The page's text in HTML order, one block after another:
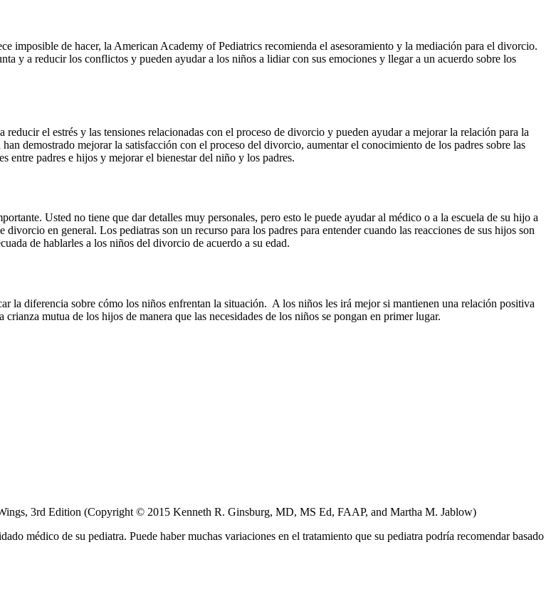
imposible de hacer, la American Academy of Pediatrics recomienda el asesoramiento y la mediación para el divorcio.
y a reducir los conflictos y pueden ayudar a los niños a lidiar con sus emociones y llegar a un acuerdo sobre los
el estrés y las tensiones relacionadas con el proceso de divorcio y pueden ayudar a mejorar la relación para la
demostrado mejorar la satisfacción con el proceso del divorcio, aumentar el conocimiento de los padres sobre las
entre padres e hijos y mejorar el bienestar del niño y los padres.
Usted no tiene que dar detalles muy personales, pero esto le puede ayudar al médico o a la escuela de su hijo a
en general. Los pediatras son un recurso para los padres para entender cuando las reacciones de sus hijos son
de hablarles a los niños del divorcio de acuerdo a su edad.
la diferencia sobre cómo los niños enfrentan la situación. A los niños les irá mejor si mantienen una relación positiva
mutua de los hijos de manera que las necesidades de los niños se pongan en primer lugar.
3rd Edition (Copyright © 2015 Kenneth R. Ginsburg, MD, MS Ed, FAAP, and Martha M. Jablow)
médico de su pediatra. Puede haber muchas variaciones en el tratamiento que su pediatra podría recomendar basado